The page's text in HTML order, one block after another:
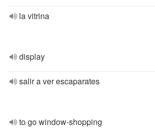
la vitrina
display
salir a ver escaparates
to go window-shopping